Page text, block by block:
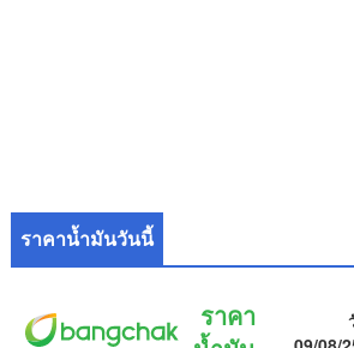
ราคาน้ำมันวันนี้